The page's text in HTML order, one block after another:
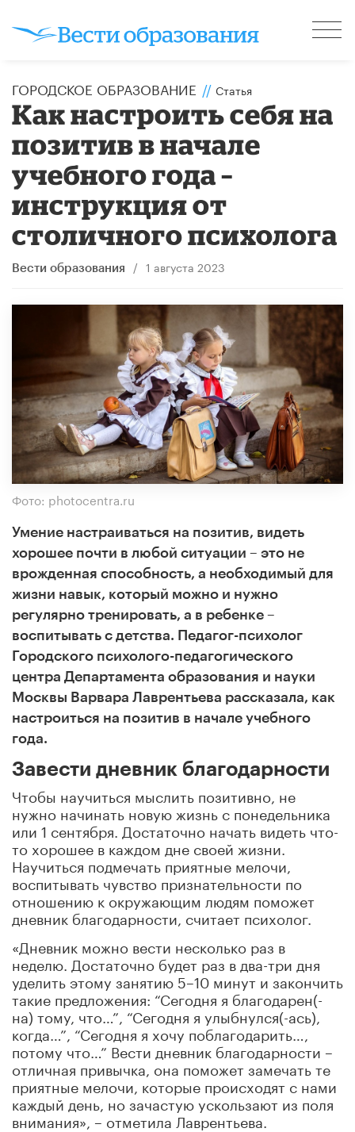
ГОРОДСКОЕ ОБРАЗОВАНИЕ // Статья
Как настроить себя на
позитив в начале
учебного года –
инструкция от
столичного психолога
Вести образования / 1 августа 2023
Фото: photocentra.ru
Умение настраиваться на позитив, видеть
хорошее почти в любой ситуации – это не
врожденная способность, а необходимый для
жизни навык, который можно и нужно
регулярно тренировать, а в ребенке –
воспитывать с детства. Педагог-психолог
Городского психолого-педагогического
центра Департамента образования и науки
Москвы Варвара Лаврентьева рассказала, как
настроиться на позитив в начале учебного
года.
Завести дневник благодарности
Чтобы научиться мыслить позитивно, не
нужно начинать новую жизнь с понедельника
или 1 сентября. Достаточно начать видеть что-
то хорошее в каждом дне своей жизни.
Научиться подмечать приятные мелочи,
воспитывать чувство признательности по
отношению к окружающим людям поможет
дневник благодарности, считает психолог.
«Дневник можно вести несколько раз в
неделю. Достаточно будет раз в два-три дня
уделить этому занятию 5–10 минут и закончить
такие предложения: “Сегодня я благодарен(-
на) тому, что…”, “Сегодня я улыбнулся(-ась),
когда…”, “Сегодня я хочу поблагодарить…,
потому что…” Вести дневник благодарности –
отличная привычка, она поможет замечать те
приятные мелочи, которые происходят с нами
каждый день, но зачастую ускользают из поля
внимания», – отметила Лаврентьева.